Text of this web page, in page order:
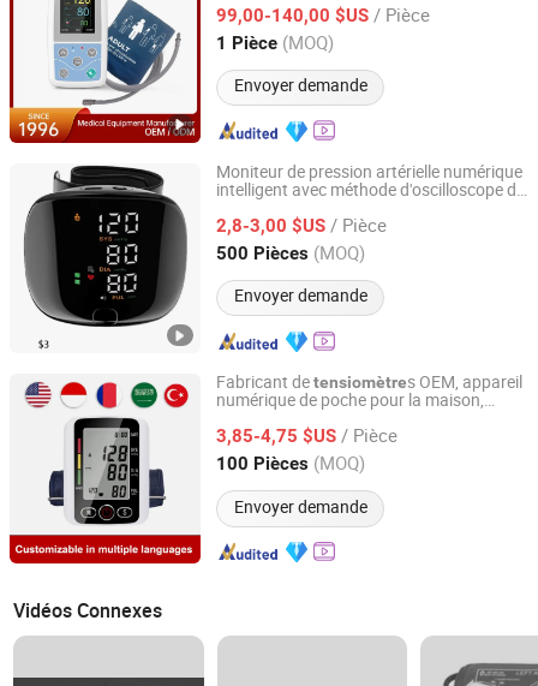
99,00-140,00 $US / Pièce
1 Pièce (MOQ)
Envoyer demande
Hebei, China Depuis 2008
Moniteur de pression artérielle numérique
intelligent avec méthode d'oscilloscope de
anéroïde pour la gestion
2,8-3,00 $US / Pièce
500 Pièces (MOQ)
Envoyer demande
Bazhong Zhikang Medical Devices Co. Ltd
Sichuan, China Depuis 2026
Fabricant detensiomètres OEM, appareil
numérique de poche pour la maison,
3,85-4,75 $US / Pièce
100 Pièces (MOQ)
Envoyer demande
Hebei Times Medical Technology Co., Ltd.
Hebei, China Depuis 2022
Vidéos Connexes